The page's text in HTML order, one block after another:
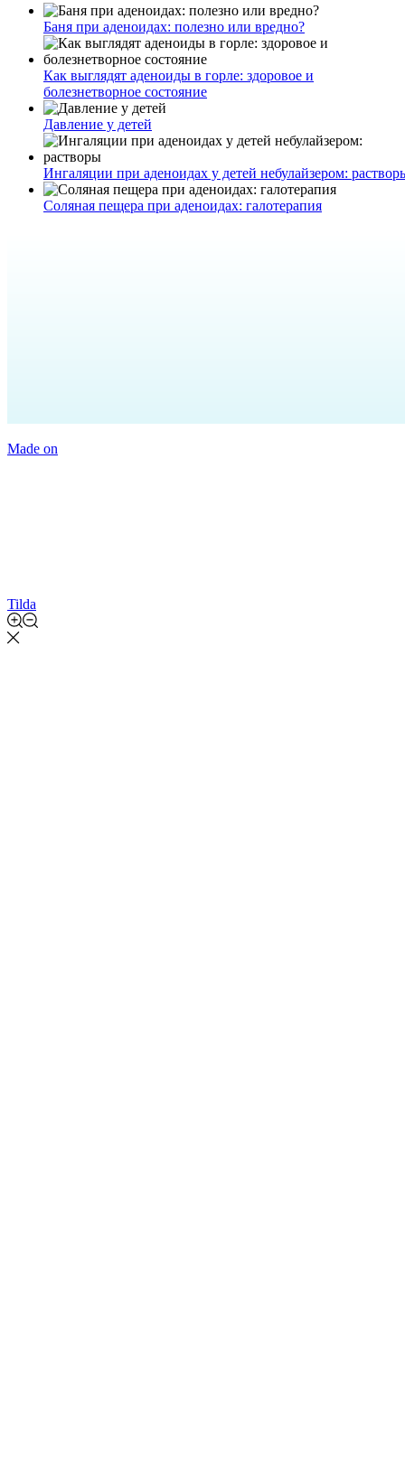
Баня при аденоидах: полезно или вредно?
Как выглядят аденоиды в горле: здоровое и
болезнетворное состояние
Давление у детей
Ингаляции при аденоидах у детей небулайзером:
Соляная пещера при аденоидах: галотерапия
Made on
Tilda